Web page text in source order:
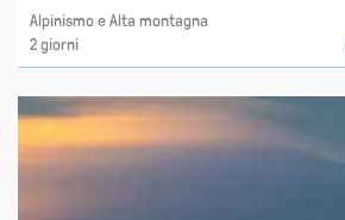
Alpinismo e Alta montagna
2 giorni